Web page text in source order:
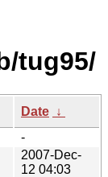
tug95/
Date ↓
-
2007-Dec-
12 04:03